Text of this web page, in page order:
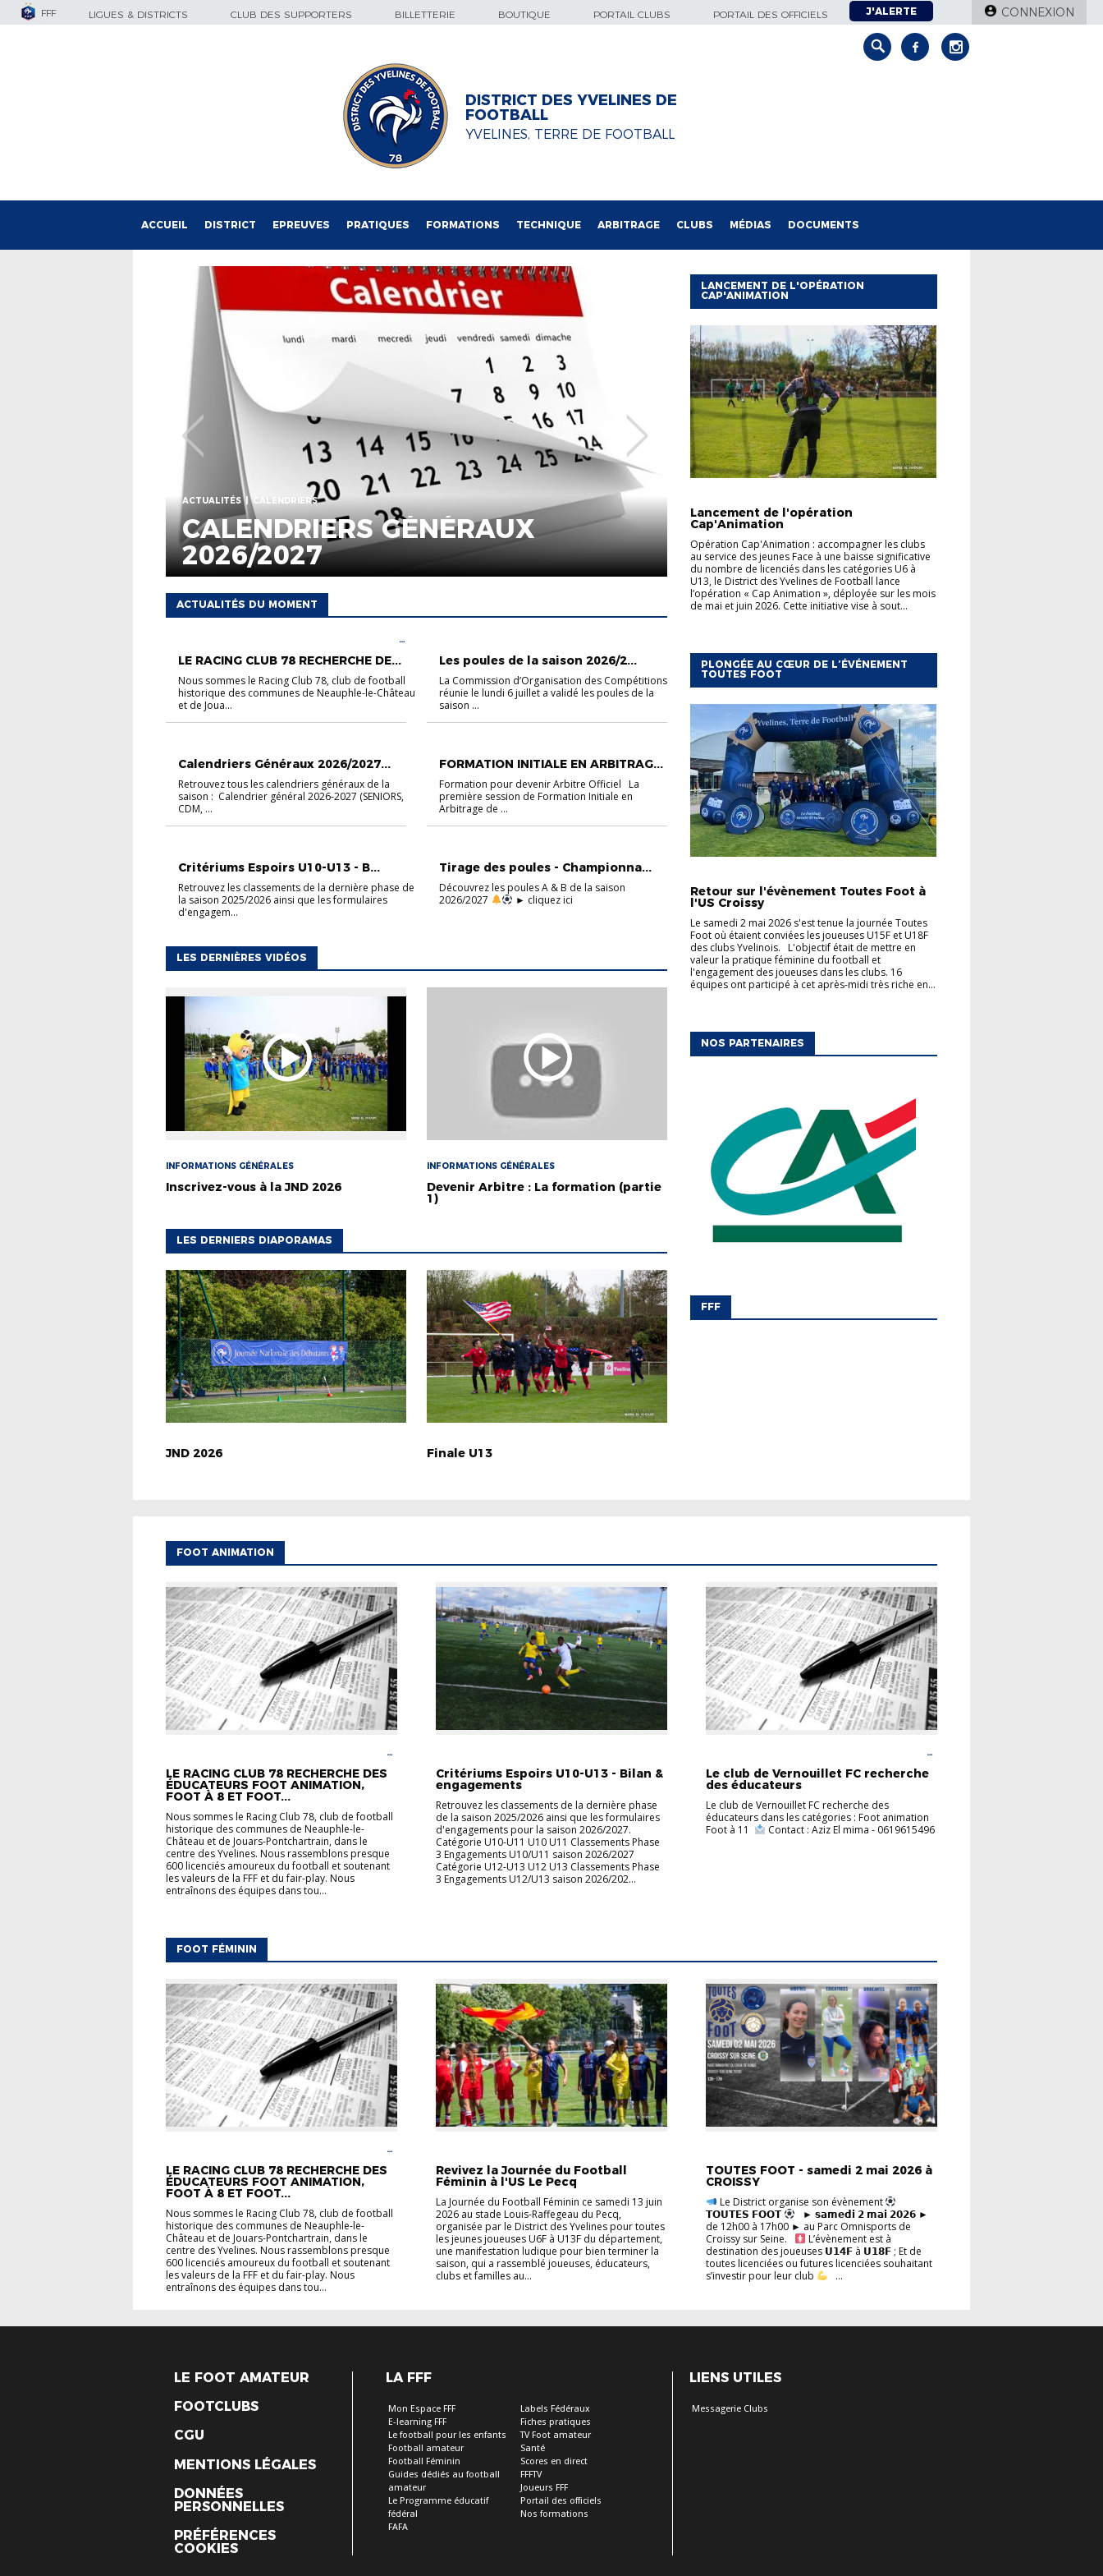
FFF LIGUES & DISTRICTS CLUB DES SUPPORTERS BILLETTERIE BOUTIQUE PORTAIL CLUBS PORTAIL DES OFFICIELS J'ALERTE CONNEXION
DISTRICT DES YVELINES DE
FOOTBALL
YVELINES, TERRE DE FOOTBALL
ACCUEIL DISTRICT EPREUVES PRATIQUES FORMATIONS TECHNIQUE ARBITRAGE CLUBS MÉDIAS DOCUMENTS
GÉNÉRAUX
FOOT ANIMATION U10-U11
CRITÉRIUMS ESPOIRS U10-U13 -
BILAN & ENGAGEMENTS
ACTUALITÉS DU MOMENT
LE RACING CLUB 78 RECHERCHE DE...
Nous sommes le Racing Club 78, club de football
historique des communes de Neauphle-le-Château
et de Joua...
Calendriers Généraux 2026/2027...
Retrouvez tous les calendriers généraux de la
saison : Calendrier général 2026-2027 (SENIORS,
CDM, ...
Critériums Espoirs U10-U13 - B...
Retrouvez les classements de la dernière phase de
la saison 2025/2026 ainsi que les formulaires
d'engagem...
Les poules de la saison 2026/2...
La Commission d’Organisation des Compétitions
réunie le lundi 6 juillet a validé les poules de la
saison ...
FORMATION INITIALE EN ARBITRAG...
Formation pour devenir Arbitre Officiel La
première session de Formation Initiale en
Arbitrage de ...
Tirage des poules - Championna...
Découvrez les poules A & B de la saison
2026/2027
​ ► cliquez ici
LES DERNIÈRES VIDÉOS
INFORMATIONS GÉNÉRALES
Inscrivez-vous à la JND 2026
INFORMATIONS GÉNÉRALES
Devenir Arbitre : La formation (partie
1)
LES DERNIERS DIAPORAMAS
JND 2026 Finale U13
LANCEMENT DE L'OPÉRATION
CAP'ANIMATION
Lancement de l'opération
Cap'Animation
Opération Cap'Animation : accompagner les clubs
au service des jeunes Face à une baisse significative
du nombre de licenciés dans les catégories U6 à
U13, le District des Yvelines de Football lance
l’opération « Cap Animation », déployée sur les mois
de mai et juin 2026. Cette initiative vise à sout...
PLONGÉE AU CŒUR DE L’ÉVÉNEMENT
TOUTES FOOT
Retour sur l'évènement Toutes Foot à
l'US Croissy
Le samedi 2 mai 2026 s'est tenue la journée Toutes
Foot où étaient conviées les joueuses U15F et U18F
des clubs Yvelinois. L'objectif était de mettre en
valeur la pratique féminine du football et
l'engagement des joueuses dans les clubs. 16
équipes ont participé à cet après-midi très riche en...
NOS PARTENAIRES
FFF
FOOT ANIMATION
LE RACING CLUB 78 RECHERCHE DES
ÉDUCATEURS FOOT ANIMATION,
FOOT À 8 ET FOOT...
Nous sommes le Racing Club 78, club de football
historique des communes de Neauphle-le-
Château et de Jouars-Pontchartrain, dans le
centre des Yvelines. Nous rassemblons presque
600 licenciés amoureux du football et soutenant
les valeurs de la FFF et du fair-play. Nous
entraînons des équipes dans tou...
Critériums Espoirs U10-U13 - Bilan &
engagements
Retrouvez les classements de la dernière phase
de la saison 2025/2026 ainsi que les formulaires
d'engagements pour la saison 2026/2027.
Catégorie U10-U11 U10 U11 Classements Phase
3 Engagements U10/U11 saison 2026/2027
Catégorie U12-U13 U12 U13 Classements Phase
3 Engagements U12/U13 saison 2026/202...
Le club de Vernouillet FC recherche
des éducateurs
Le club de Vernouillet FC recherche des
éducateurs dans les catégories : Foot animation
Foot à 11
​ Contact : Aziz El mima - 0619615496
FOOT FÉMININ
LE RACING CLUB 78 RECHERCHE DES
ÉDUCATEURS FOOT ANIMATION,
FOOT À 8 ET FOOT...
Nous sommes le Racing Club 78, club de football
historique des communes de Neauphle-le-
Château et de Jouars-Pontchartrain, dans le
centre des Yvelines. Nous rassemblons presque
600 licenciés amoureux du football et soutenant
les valeurs de la FFF et du fair-play. Nous
entraînons des équipes dans tou...
Revivez la Journée du Football
Féminin à l'US Le Pecq
La Journée du Football Féminin ce samedi 13 juin
2026 au stade Louis-Raffegeau du Pecq,
organisée par le District des Yvelines pour toutes
les jeunes joueuses U6F à U13F du département,
une manifestation ludique pour bien terminer la
saison, qui a rassemblé joueuses, éducateurs,
clubs et familles au...
TOUTES FOOT - samedi 2 mai 2026 à
CROISSY
Le District organise son évènement
𝗧𝗢𝗨𝗧𝗘𝗦 𝗙𝗢𝗢𝗧
► 𝘀𝗮𝗺𝗲𝗱𝗶 𝟮 𝗺𝗮𝗶 𝟮𝟬𝟮𝟲 ►
de 12h00 à 17h00 ► au Parc Omnisports de
Croissy sur Seine.
L’évènement est à
destination des joueuses 𝗨𝟭𝟰𝗙 à 𝗨𝟭𝟴𝗙 ; Et de
toutes licenciées ou futures licenciées souhaitant
s’investir pour leur club
...
LE FOOT AMATEUR
FOOTCLUBS
CGU
MENTIONS LÉGALES
DONNÉES
PERSONNELLES
PRÉFÉRENCES
COOKIES
LA FFF
Mon Espace FFF
E-learning FFF
Le football pour les enfants
Football amateur
Football Féminin
Guides dédiés au football
amateur
Le Programme éducatif
fédéral
FAFA
Labels Fédéraux
Fiches pratiques
TV Foot amateur
Santé
Scores en direct
FFFTV
Joueurs FFF
Portail des officiels
Nos formations
LIENS UTILES
Messagerie Clubs